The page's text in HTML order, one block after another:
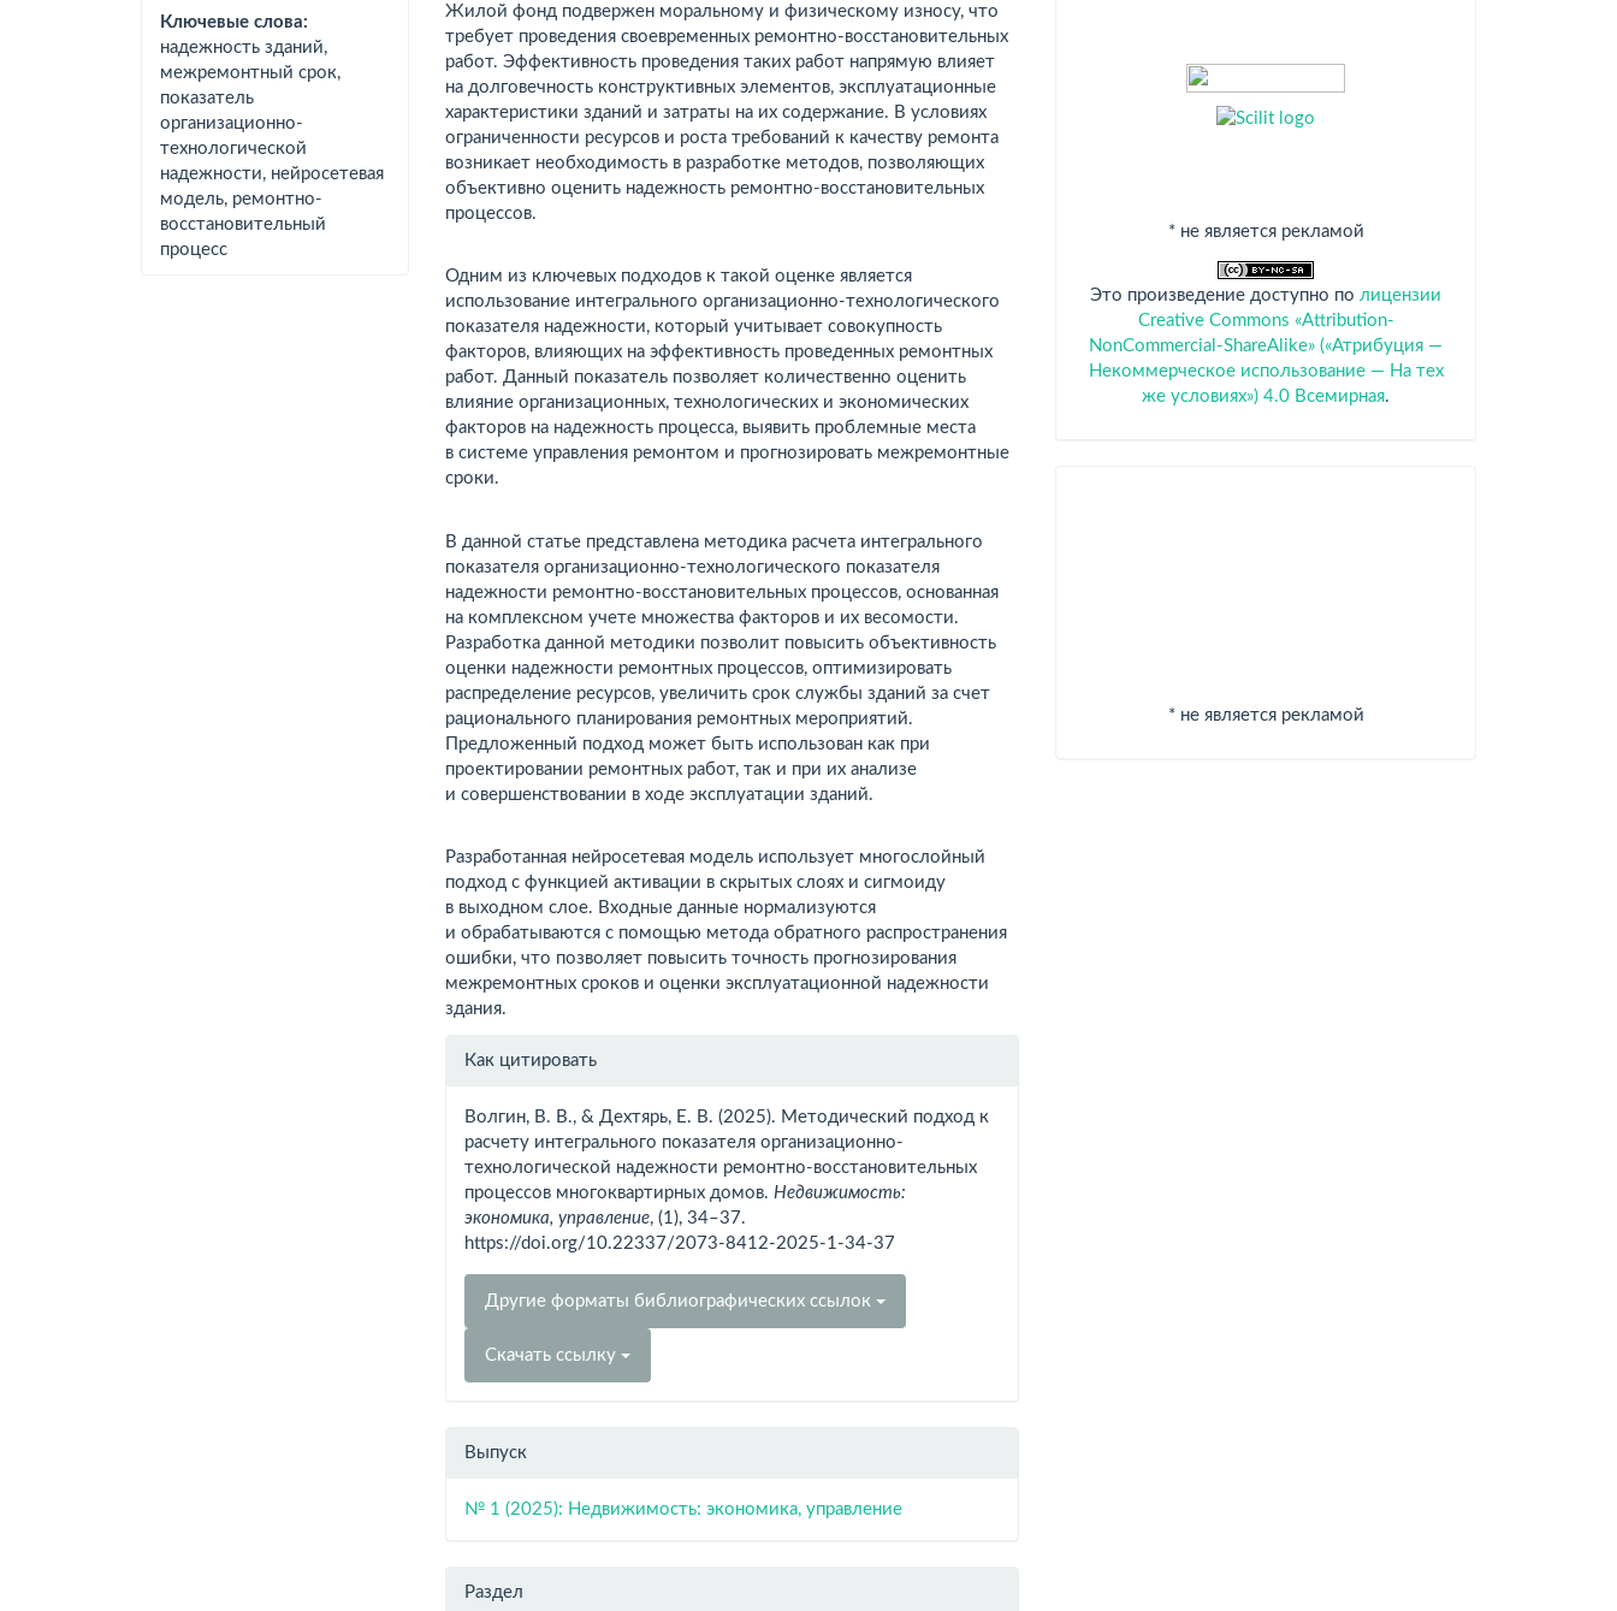
Ключевые слова:
надежность зданий,
межремонтный срок,
показатель
организационно-
технологической
надежности, нейросетевая
модель, ремонтно-
восстановительный
процесс
Жилой фонд подвержен моральному и физическому износу, что
требует проведения своевременных ремонтно-восстановительных
работ. Эффективность проведения таких работ напрямую влияет
на долговечность конструктивных элементов, эксплуатационные
характеристики зданий и затраты на их содержание. В условиях
ограниченности ресурсов и роста требований к качеству ремонта
возникает необходимость в разработке методов, позволяющих
объективно оценить надежность ремонтно-восстановительных
процессов.
Одним из ключевых подходов к такой оценке является
использование интегрального организационно-технологического
показателя надежности, который учитывает совокупность
факторов, влияющих на эффективность проведенных ремонтных
работ. Данный показатель позволяет количественно оценить
влияние организационных, технологических и экономических
факторов на надежность процесса, вы­явить проблемные места
в системе управления ремонтом и прогнозировать межремонтные
сроки.
В данной статье представлена методика расчета интегрального
показателя организационно-технологического показателя
надежности ремонтно-восстановительных процессов, основанная
на комплексном учете множества факторов и их весомости.
Разработка данной методики позволит повысить объективность
оценки надежности ремонтных процессов, оптимизировать
распределение ресурсов, увеличить срок службы зданий за счет
рационального планирования ремонтных мероприятий.
Предложенный подход может быть использован как при
проектировании ремонтных работ, так и при их анализе
и совершенствовании в ходе эксплуатации зданий.
Разработанная нейросетевая модель использует многослойный
подход с функцией активации в скрытых слоях и сигмоиду
в выходном слое. Входные данные нормализуются
и обрабатываются с помощью метода обратного распространения
ошибки, что позволяет повысить точность прогнозирования
межремонтных сроков и оценки эксплуатационной надежности
здания.
Информация
Как цитировать
Волгин, В. В., & Дехтярь, Е. В. (2025). Методический подход к
расчету интегрального показателя организационно-
технологической надежности ремонтно-восстановительных
процессов многоквартирных домов. Недвижимость:
экономика, управление, (1), 34–37.
https://doi.org/10.22337/2073-8412-2025-1-34-37
Другие форматы библиографических ссылок
Скачать ссылку
Выпуск
№ 1 (2025): Недвижимость: экономика, управление
Раздел
* не является рекламой
Это произведение доступно по лицензии
Creative Commons «Attribution-
NonCommercial-ShareAlike» («Атрибуция —
Некоммерческое использование — На тех
же условиях») 4.0 Всемирная.
* не является рекламой